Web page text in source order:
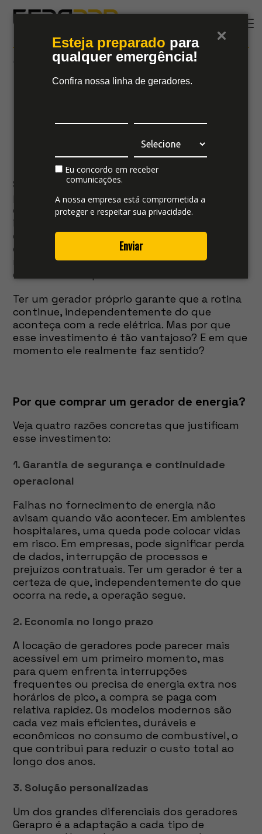
Esteja preparado para
qualquer emergência!
Confira nossa linha de geradores.
Eu concordo em receber
comunicações.
A nossa empresa está comprometida a
proteger e respeitar sua privacidade.
Enviar
#gerador-próprio
Quando vale a pena
gerador próprio?
Seja em uma residência, em uma empresa de
pequeno a grande porte ou em setores
essenciais como hospitais, fazendas e
indústrias, a interrupção no fornecimento de
energia gera consequências graves: perda de
dados, comprometimento de processos,
riscos à segurança e prejuízos financeiros
difíceis de recuperar.
Ter um gerador próprio garante que a rotina
continue, independentemente do que
aconteça com a rede elétrica. Mas por que
esse investimento é tão vantajoso? E em que
momento ele realmente faz sentido?
Por que comprar um gerador de energia?
Veja quatro razões concretas que justificam
esse investimento:
1. Garantia de segurança e continuidade
operacional
Falhas no fornecimento de energia não
avisam quando vão acontecer. Em ambientes
hospitalares, uma queda pode colocar vidas
em risco. Em empresas, pode significar perda
de dados, interrupção de processos e
prejuízos contratuais. Ter um gerador é ter a
certeza de que, independentemente do que
ocorra na rede, a operação segue.
2. Economia no longo prazo
A locação de geradores pode parecer mais
acessível em um primeiro momento, mas
para quem enfrenta interrupções
frequentes ou precisa de energia extra nos
horários de pico, a compra se paga com
relativa rapidez. Os modelos modernos são
cada vez mais eficientes, duráveis e
econômicos no consumo de combustível, o
que contribui para reduzir o custo total ao
longo dos anos.
3. Solução personalizadas
Um dos grandes diferenciais dos geradores
Gerapro é a adaptação a cada tipo de